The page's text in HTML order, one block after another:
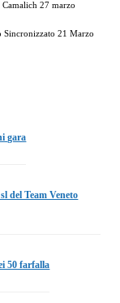
27 marzo
21 Marzo
gara
del Team Veneto
50 farfalla